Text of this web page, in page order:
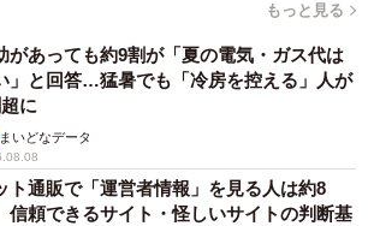
もっと見る
があっても約9割が「夏の電気・ガス代は
」と回答…猛暑でも「冷房を控える」人が
に
まいどなデータ
ト通販で「運営者情報」を見る人は約8
頼できるサイト・怪しいサイトの判断基